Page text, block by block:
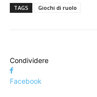
TAGS Giochi di ruolo
Condividere
Facebook